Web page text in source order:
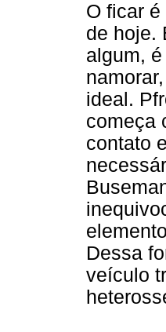
O ficar
de hoje.
algum,
ideal.
começa
contato
Dessa
veículo